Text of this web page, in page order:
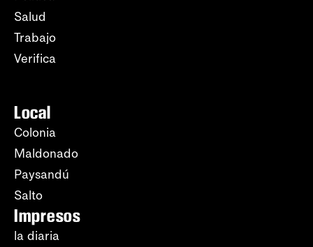
Salud
Trabajo
Verifica
Local
Colonia
Maldonado
Paysandú
Salto
Impresos
la diaria